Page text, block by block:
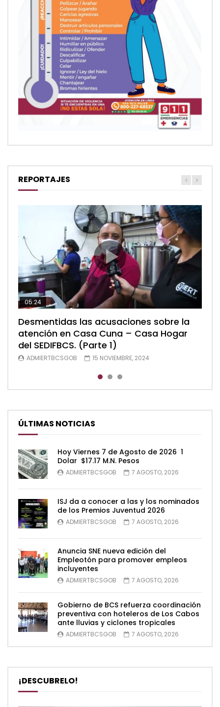
REPORTAJES
05:24
Desmentidas las acusaciones sobre la
atención en Casa Cuna – Casa Hogar
del SEDIFBCS. (Parte 1)
ADMIERTBCSGOB 15 NOVIEMBRE, 2024
04:28
Desmentidas las acusaciones sobre la
atención en Casa Cuna – Casa Hogar
del SEDIFBCS. (Parte 2)
ADMIERTBCSGOB 15 NOVIEMBRE, 2024
05:48
Desmentidas las acusaciones sobre la
atención en Casa Cuna – Casa Hogar
del SEDIFBCS (Parte 3)
ADMIERTBCSGOB 15 NOVIEMBRE, 2024
ÚLTIMAS NOTICIAS
Hoy Viernes 7 de Agosto de 2026 1
Dolar $17.17 M.N. Pesos
ADMIERTBCSGOB 7 AGOSTO, 2026
ISJ da a conocer a las y los nominados
de los Premios Juventud 2026
ADMIERTBCSGOB 7 AGOSTO, 2026
Anuncia SNE nueva edición del
Empleotón para promover empleos
incluyentes
ADMIERTBCSGOB 7 AGOSTO, 2026
Gobierno de BCS refuerza coordinación
preventiva con hoteleros de Los Cabos
ante lluvias y ciclones tropicales
ADMIERTBCSGOB 7 AGOSTO, 2026
¡DESCUBRELO!